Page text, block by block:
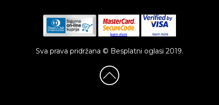
Sva prava pridržana © Besplatni oglasi 2019.